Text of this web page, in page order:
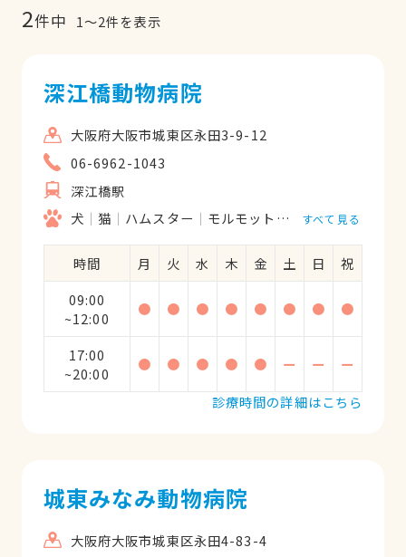
2件中 1〜2件を表示
深江橋動物病院
大阪府大阪市城東区永田3-9-12
06-6962-1043
深江橋駅
犬
猫 ハムスター モルモット うさぎ 鳥類
すべて見る
時間 月 火 水 木 金 土 日
祝
09:00
~12:00
● ● ● ● ● ● ● ●
17:00
~20:00
● ● ● ● ● ー ー
ー
診療時間の詳細はこちら
城東みなみ動物病院
大阪府大阪市城東区永田4-83-4